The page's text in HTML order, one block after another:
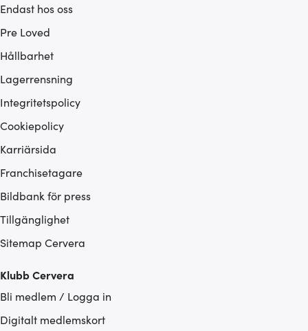
Endast hos oss
Pre Loved
Hållbarhet
Lagerrensning
Integritetspolicy
Cookiepolicy
Karriärsida
Franchisetagare
Bildbank för press
Tillgänglighet
Sitemap Cervera
Klubb Cervera
Bli medlem / Logga in
Digitalt medlemskort